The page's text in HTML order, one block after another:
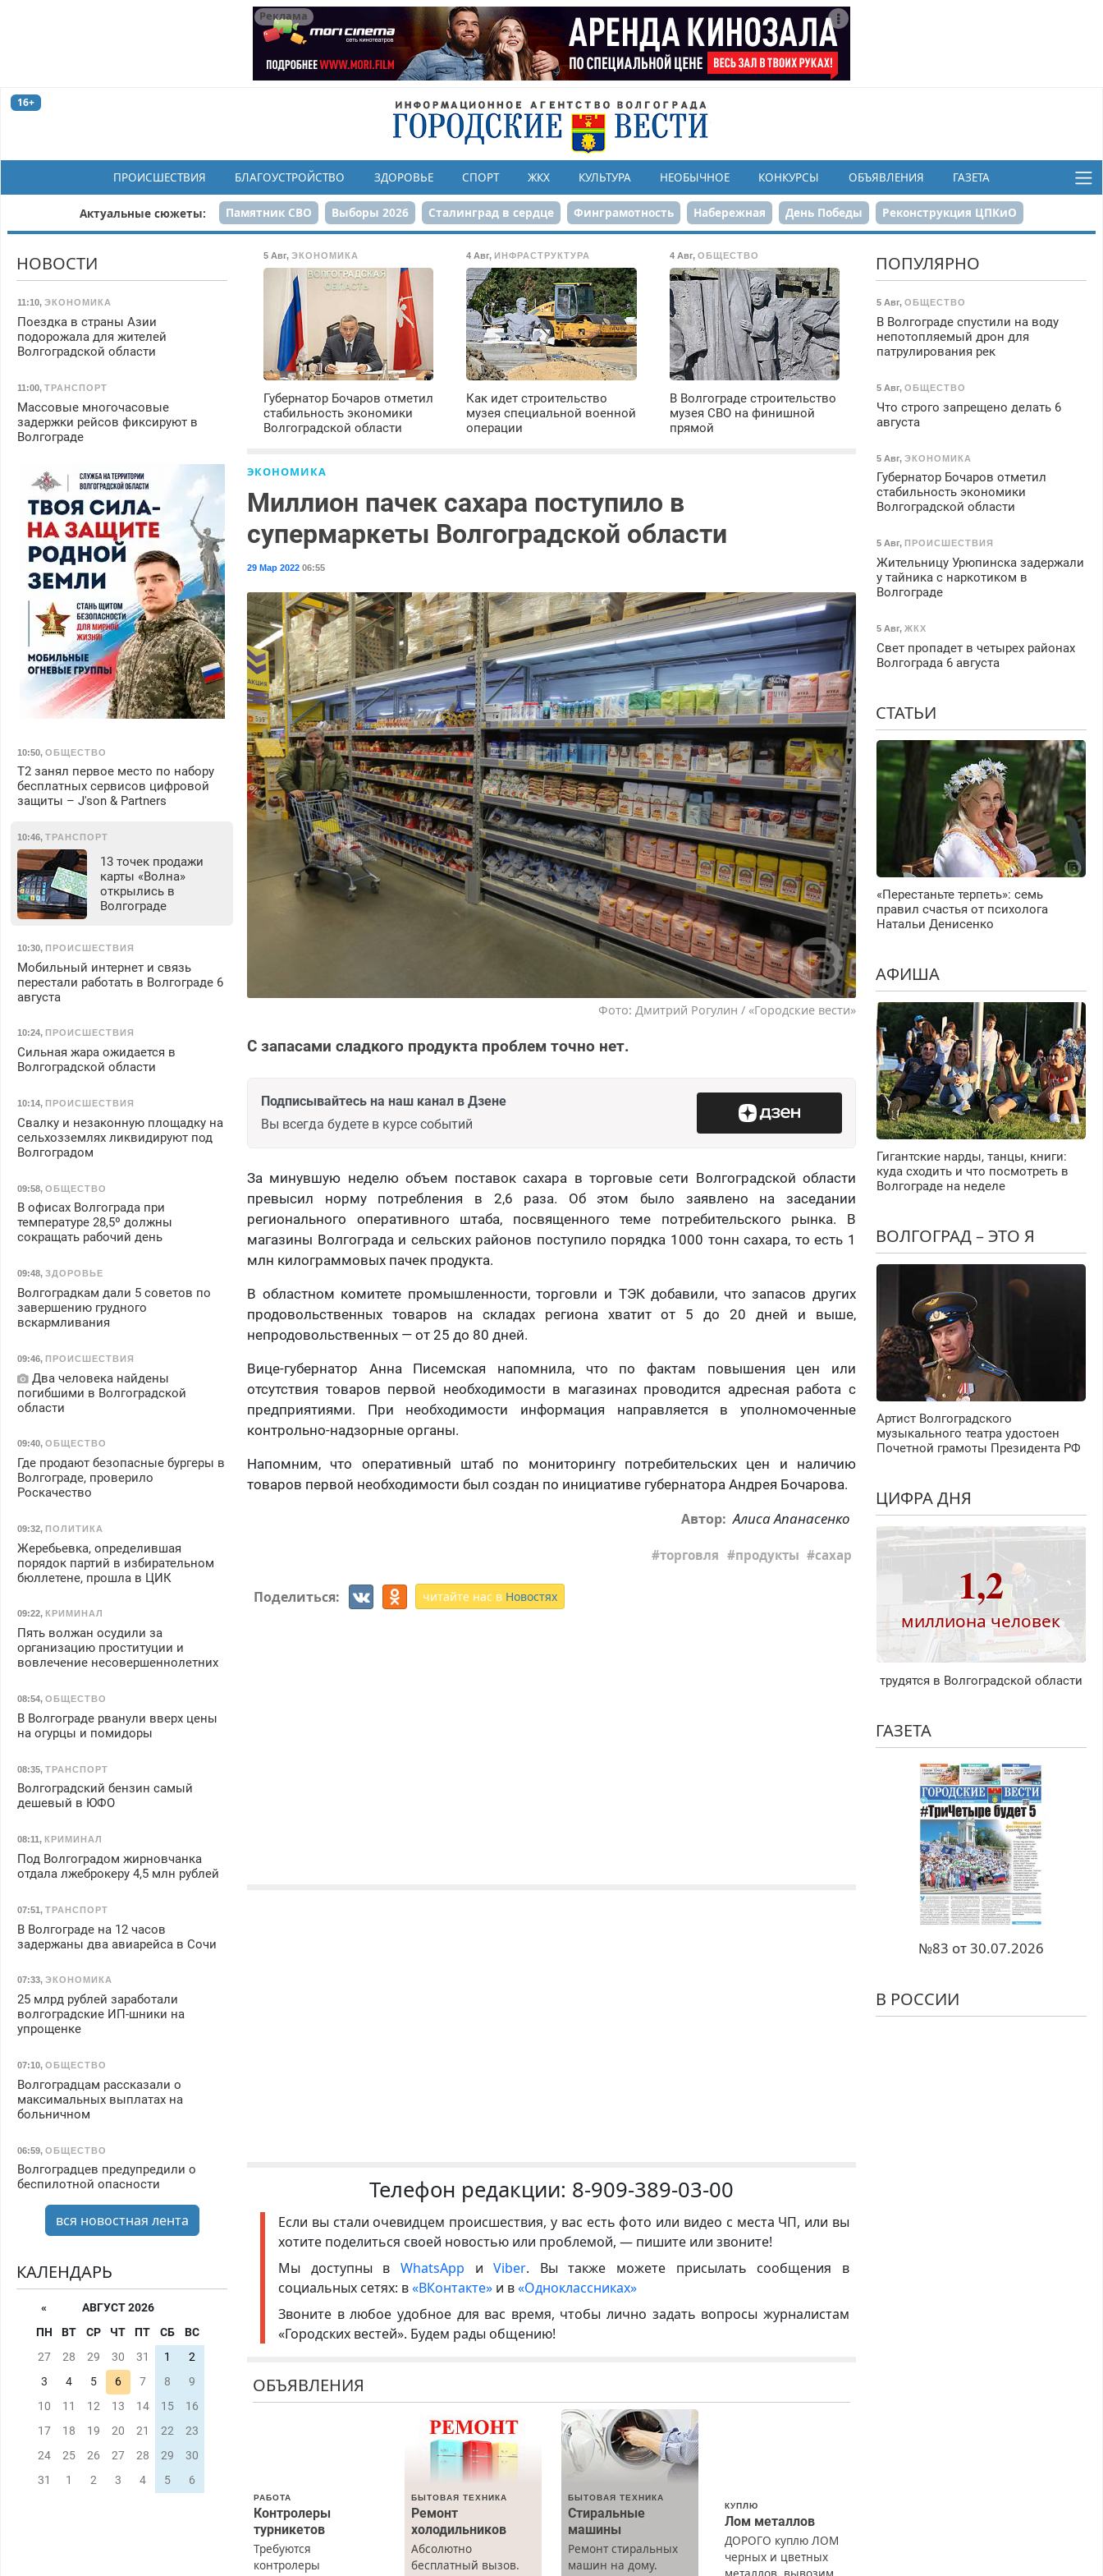
Реклама
16+
ПРОИСШЕСТВИЯ БЛАГОУСТРОЙСТВО ЗДОРОВЬЕ СПОРТ ЖКХ КУЛЬТУРА НЕОБЫЧНОЕ КОНКУРСЫ ОБЪЯВЛЕНИЯ ГАЗЕТА
Актуальные сюжеты: Памятник СВО Выборы 2026 Сталинград в сердце Финграмотность Набережная День Победы Реконструкция ЦПКиО
80-летие Победы Парк Героев-летчиков
5 Авг,ЭКОНОМИКА
Губернатор Бочаров отметил
стабильность экономики
Волгоградской области
4 Авг, ИНФРАСТРУКТУРА
Как идет строительство
музея специальной военной
операции
4 Авг, ОБЩЕСТВО
В Волгограде строительство
музея СВО на финишной
прямой
ЭКОНОМИКА
Миллион пачек сахара поступило в
супермаркеты Волгоградской области
29 Мар 2022 06:55
Фото: Дмитрий Рогулин / «Городские вести»
С запасами сладкого продукта проблем точно нет.
Подписывайтесь на наш канал в Дзене
Вы всегда будете в курсе событий
За минувшую неделю объем поставок сахара в торговые сети Волгоградской области
превысил норму потребления в 2,6 раза. Об этом было заявлено на заседании
регионального оперативного штаба, посвященного теме потребительского рынка. В
магазины Волгограда и сельских районов поступило порядка 1000 тонн сахара, то есть 1
млн килограммовых пачек продукта.
В областном комитете промышленности, торговли и ТЭК добавили, что запасов других
продовольственных товаров на складах региона хватит от 5 до 20 дней и выше,
непродовольственных — от 25 до 80 дней.
Вице-губернатор Анна Писемская напомнила, что по фактам повышения цен или
отсутствия товаров первой необходимости в магазинах проводится адресная работа с
предприятиями. При необходимости информация направляется в уполномоченные
контрольно-надзорные органы.
Напомним, что оперативный штаб по мониторингу потребительских цен и наличию
товаров первой необходимости был создан по инициативе губернатора Андрея Бочарова.
Автор: Алиса Апанасенко
торговля продукты сахар
Поделиться: читайте нас в Новостях
Телефон редакции: 8-909-389-03-00
Если вы стали очевидцем происшествия, у вас есть фото или видео с места ЧП, или вы
хотите поделиться своей новостью или проблемой, — пишите или звоните!
Мы доступны в WhatsApp иViber. Вы также можете присылать сообщения в
социальных сетях: в«ВКонтакте» и в«Одноклассниках»
Звоните в любое удобное для вас время, чтобы лично задать вопросы журналистам
«Городских вестей». Будем рады общению!
ОБЪЯВЛЕНИЯ
РАБОТА
Контролеры
турникетов
Требуются
контролеры
БЫТОВАЯ ТЕХНИКА
Ремонт
холодильников
Абсолютно
бесплатный вызов.
БЫТОВАЯ ТЕХНИКА
Стиральные
машины
Ремонт стиральных
машин на дому.
КУПЛЮ
Лом металлов
ДОРОГО куплю ЛОМ
черных и цветных
НОВОСТИ
11:10, ЭКОНОМИКА
Поездка в страны Азии
подорожала для жителей
Волгоградской области
11:00, ТРАНСПОРТ
Массовые многочасовые
задержки рейсов фиксируют в
Волгограде
10:50, ОБЩЕСТВО
Т2 занял первое место по набору
бесплатных сервисов цифровой
защиты – J'son & Partners
10:46, ТРАНСПОРТ
13 точек продажи
карты «Волна»
открылись в
Волгограде
10:30, ПРОИСШЕСТВИЯ
Мобильный интернет и связь
перестали работать в Волгограде 6
августа
10:24, ПРОИСШЕСТВИЯ
Сильная жара ожидается в
Волгоградской области
10:14, ПРОИСШЕСТВИЯ
Свалку и незаконную площадку на
сельхозземлях ликвидируют под
Волгоградом
09:58, ОБЩЕСТВО
В офисах Волгограда при
температуре 28,5º должны
сокращать рабочий день
09:48, ЗДОРОВЬЕ
Волгоградкам дали 5 советов по
завершению грудного
вскармливания
09:46, ПРОИСШЕСТВИЯ
Два человека найдены
погибшими в Волгоградской
области
09:40, ОБЩЕСТВО
Где продают безопасные бургеры в
Волгограде, проверило
Роскачество
09:32, ПОЛИТИКА
Жеребьевка, определившая
порядок партий в избирательном
бюллетене, прошла в ЦИК
09:22, КРИМИНАЛ
Пять волжан осудили за
организацию проституции и
вовлечение несовершеннолетних
08:54, ОБЩЕСТВО
В Волгограде рванули вверх цены
на огурцы и помидоры
08:35, ТРАНСПОРТ
Волгоградский бензин самый
дешевый в ЮФО
08:11 , КРИМИНАЛ
Под Волгоградом жирновчанка
отдала лжеброкеру 4,5 млн рублей
07:51, ТРАНСПОРТ
В Волгограде на 12 часов
задержаны два авиарейса в Сочи
07:33, ЭКОНОМИКА
25 млрд рублей заработали
волгоградские ИП-шники на
упрощенке
07:10, ОБЩЕСТВО
Волгоградцам рассказали о
максимальных выплатах на
больничном
06:59, ОБЩЕСТВО
Волгоградцев предупредили о
беспилотной опасности
вся новостная лента
КАЛЕНДАРЬ
«
АВГУСТ 2026
ПН
ВТ СР ЧТ ПТ СБ
ВС
27
28 29 30 31 1
2
3
4 5 6 7 8
9
10
11 12 13 14 15
16
17
18 19 20 21 22
23
24
25 26 27 28 29
30
31
1 2 3 4 5 6
ПОПУЛЯРНО
5 Авг, ОБЩЕСТВО
В Волгограде спустили на воду
непотопляемый дрон для
патрулирования рек
5 Авг, ОБЩЕСТВО
Что строго запрещено делать 6
августа
5 Авг, ЭКОНОМИКА
Губернатор Бочаров отметил
стабильность экономики
Волгоградской области
5 Авг, ПРОИСШЕСТВИЯ
Жительницу Урюпинска задержали
у тайника с наркотиком в
Волгограде
5 Авг, ЖКХ
Свет пропадет в четырех районах
Волгограда 6 августа
СТАТЬИ
«Перестаньте терпеть»: семь
правил счастья от психолога
Натальи Денисенко
АФИША
Гигантские нарды, танцы, книги:
куда сходить и что посмотреть в
Волгограде на неделе
ВОЛГОГРАД – ЭТО Я
Артист Волгоградского
музыкального театра удостоен
Почетной грамоты Президента РФ
ЦИФРА ДНЯ
1,2
миллиона человек
трудятся в Волгоградской области
ГАЗЕТА
№83 от 30.07.2026
В РОССИИ